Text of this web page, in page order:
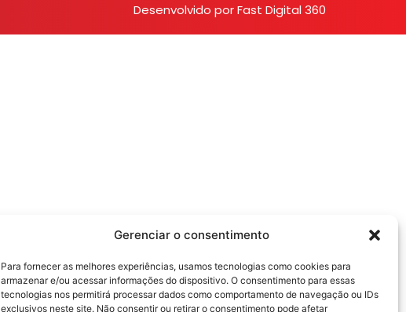
Gerenciar o consentimento
Para fornecer as melhores experiências, usamos tecnologias como cookies para
armazenar e/ou acessar informações do dispositivo. O consentimento para essas
tecnologias nos permitirá processar dados como comportamento de navegação ou IDs
exclusivos neste site. Não consentir ou retirar o consentimento pode afetar
Desenvolvido porFast Digital 360